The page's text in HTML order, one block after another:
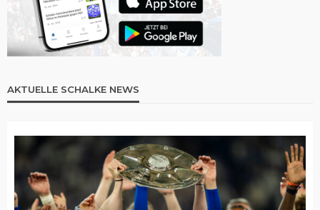
AKTUELLE SCHALKE NEWS